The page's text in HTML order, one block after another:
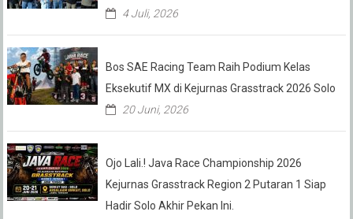
4 Juli, 2026
Bos SAE Racing Team Raih Podium Kelas
Eksekutif MX di Kejurnas Grasstrack 2026 Solo
20 Juni, 2026
Ojo Lali.! Java Race Championship 2026
Kejurnas Grasstrack Region 2 Putaran 1 Siap
Hadir Solo Akhir Pekan Ini.